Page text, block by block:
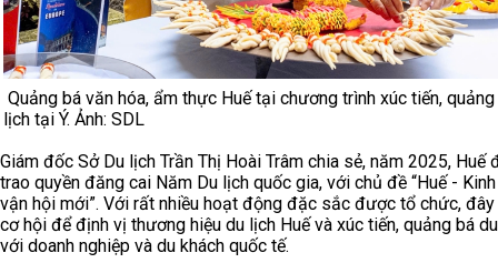
Quảng bá văn hóa, ẩm thực Huế tại chương trình xúc tiến,
lịch tại Ý. Ảnh: SDL
Giám đốc Sở Du lịch Trần Thị Hoài Trâm chia sẻ, năm 2025, Huế
trao quyền đăng cai Năm Du lịch quốc gia, với chủ đề “Huế -
vận hội mới”. Với rất nhiều hoạt động đặc sắc được tổ chức,
cơ hội để định vị thương hiệu du lịch Huế và xúc tiến, quảng bá
với doanh nghiệp và du khách quốc tế.